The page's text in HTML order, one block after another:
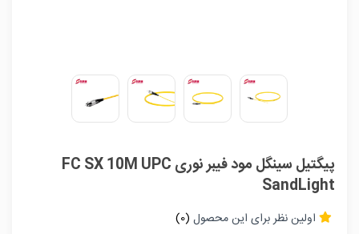
پیگتیل سینگل مود فیبر نوری FC SX 10M UPC
SandLight
اولین نظر برای این محصول (0)